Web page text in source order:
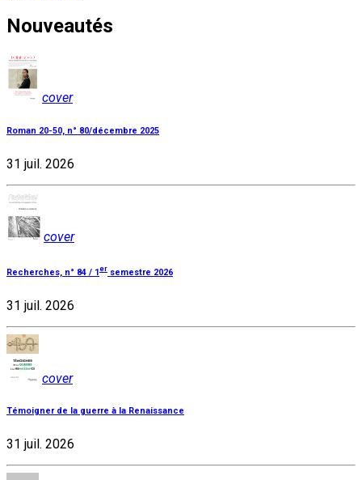
Nouveautés
cover
Roman 20-50, n° 80/décembre 2025
31 juil. 2026
cover
Recherches, n° 84 / 1er semestre 2026
31 juil. 2026
cover
Témoigner de la guerre à la Renaissance
31 juil. 2026